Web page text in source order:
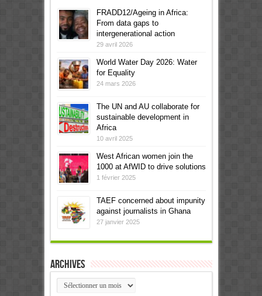
FRADD12/Ageing in Africa:
From data gaps to
intergenerational action
29 avril 2026
World Water Day 2026: Water
for Equality
24 mars 2026
The UN and AU collaborate for
sustainable development in
Africa
10 avril 2025
West African women join the
1000 at AfWID to drive solutions
1 février 2025
TAEF concerned about impunity
against journalists in Ghana
27 janvier 2025
Archives
Archives